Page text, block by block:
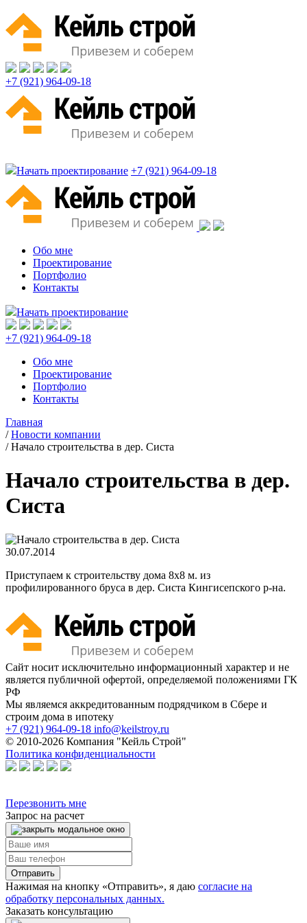
+7 (921) 964-09-18
Начать проектирование +7 (921) 964-09-18
Обо мне
Проектирование
Портфолио
Контакты
Начать проектирование
+7 (921) 964-09-18
Обо мне
Проектирование
Портфолио
Контакты
Главная
/ Новости компании
/ Начало строительства в дер. Систа
Начало строительства в дер.
Систа
30.07.2014
Приступаем к строительству дома 8х8 м. из
профилированного бруса в дер. Систа Кингисепского р-на.
Сайт носит исключительно информационный характер и не
является публичной офертой, определяемой положениями ГК
РФ
Мы являемся аккредитованным подрядчиком в Сбере и
строим дома в ипотеку
+7 (921) 964-09-18 info@keilstroy.ru
© 2010-2026 Компания "Кейль Строй"
Политика конфиденциальности
Перезвонить мне
Запрос на расчет
Нажимая на кнопку «Отправить», я даю согласие на
обработку персональных данных.
Заказать консультацию